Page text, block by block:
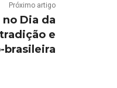
Próximo artigo
no Dia da
e